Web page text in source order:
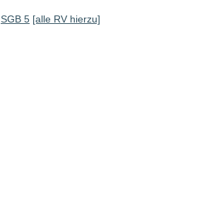
SGB 5 [alle RV hierzu]